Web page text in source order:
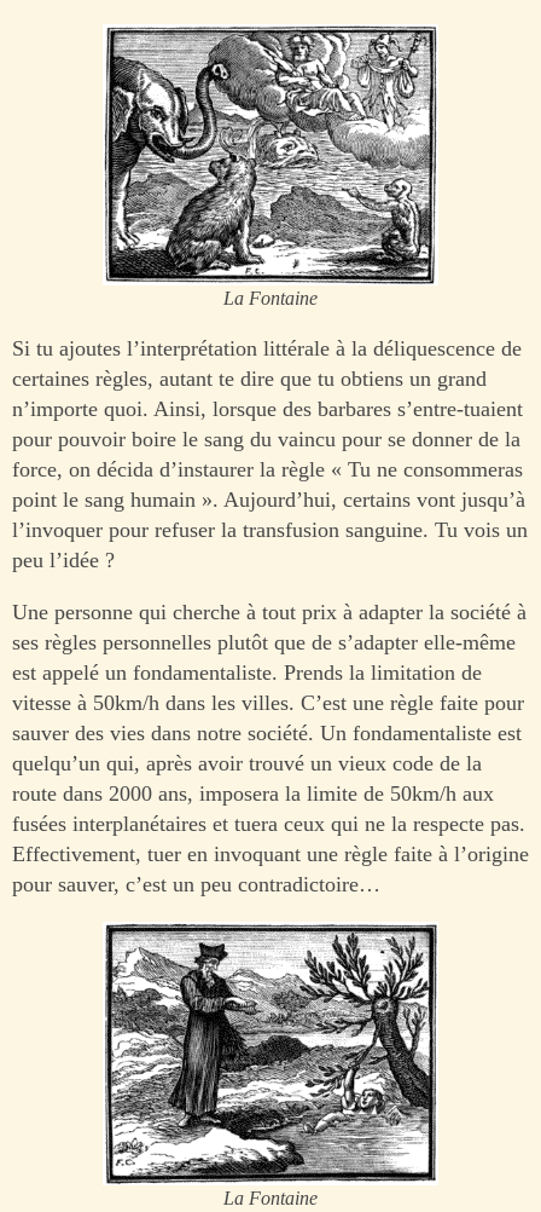
La Fontaine
Si tu ajoutes l’interprétation littérale à la déliquescence de
certaines règles, autant te dire que tu obtiens un grand
n’importe quoi. Ainsi, lorsque des barbares s’entre-tuaient
pour pouvoir boire le sang du vaincu pour se donner de la
force, on décida d’instaurer la règle « Tu ne consommeras
point le sang humain ». Aujourd’hui, certains vont jusqu’à
l’invoquer pour refuser la transfusion sanguine. Tu vois un
peu l’idée ?
Une personne qui cherche à tout prix à adapter la société à
ses règles personnelles plutôt que de s’adapter elle-même
est appelé un fondamentaliste. Prends la limitation de
vitesse à 50km/h dans les villes. C’est une règle faite pour
sauver des vies dans notre société. Un fondamentaliste est
quelqu’un qui, après avoir trouvé un vieux code de la
route dans 2000 ans, imposera la limite de 50km/h aux
fusées interplanétaires et tuera ceux qui ne la respecte pas.
Effectivement, tuer en invoquant une règle faite à l’origine
pour sauver, c’est un peu contradictoire…
La Fontaine